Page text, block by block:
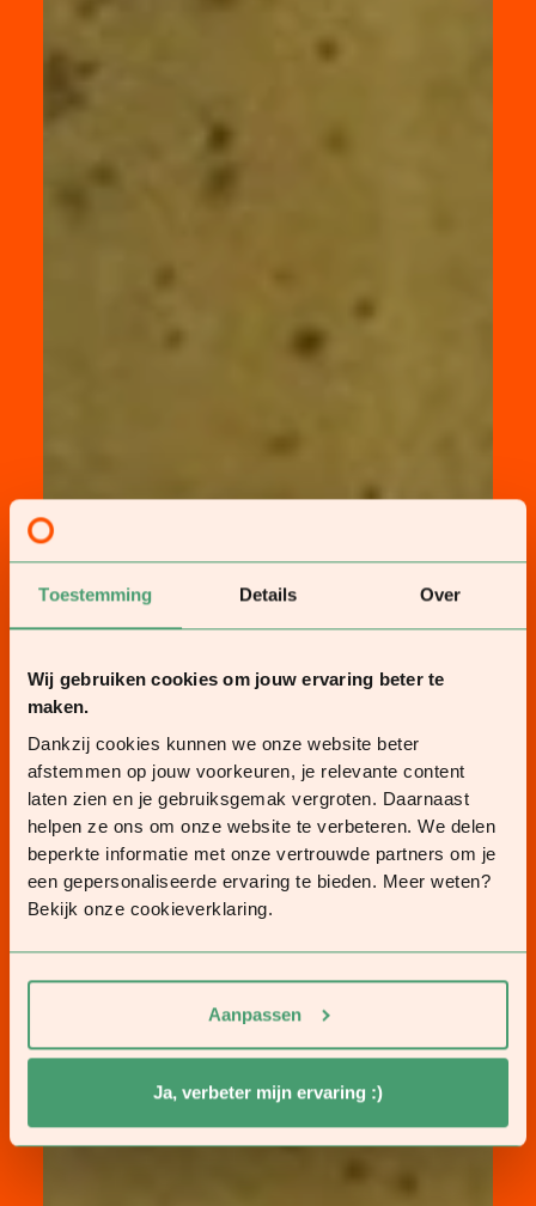
Toestemming Details Over
Wij gebruiken cookies om jouw ervaring beter te
maken.
Dankzij cookies kunnen we onze website beter
afstemmen op jouw voorkeuren, je relevante content
laten zien en je gebruiksgemak vergroten. Daarnaast
helpen ze ons om onze website te verbeteren. We delen
beperkte informatie met onze vertrouwde partners om je
een gepersonaliseerde ervaring te bieden. Meer weten?
Bekijk onze cookieverklaring.
Aanpassen
Ja, verbeter mijn ervaring :)